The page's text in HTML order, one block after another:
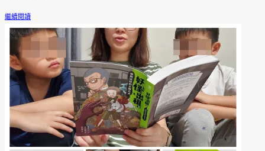
繼續閱讀